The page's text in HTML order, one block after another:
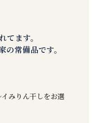
てます。
常備品です。
みりん干しをお選